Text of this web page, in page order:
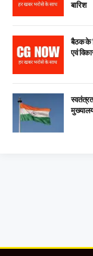
बारिश
बैठक के
एवं